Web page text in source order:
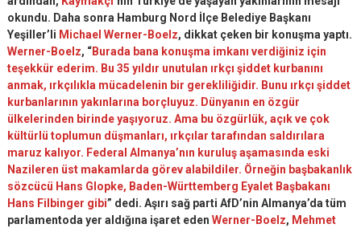
okundu. Daha sonra Hamburg Nord İlçe Belediye Başkanı
Yeşiller’li Michael Werner-Boelz, dikkat çeken bir konuşma yaptı.
Werner-Boelz, “Burada bana konuşma imkanı verdiğiniz için
teşekkür ederim. Bu 35 yıldır unutulan ırkçı şiddet kurbanını
anmak, ırkçılıkla mücadelenin bir gerekliliğidir. Bunu ırkçı şiddet
kurbanlarının yakınlarına borçluyuz. Dünyanın en özgür
ülkelerinden birinde yaşıyoruz. Ama bu özgürlük, açık ve çok
kültürlü toplumun düşmanları, ırkçılar tarafından saldırılara
maruz kalıyor. Federal Almanya’nın kuruluş aşamasında eski
Nazileren üst makamlarda görev alabildiler. Örneğin başbakanlık
sözcücü Hans Glopke, Baden-Württemberg Eyalet Başbakanı
Hans Filbinger gibi” dedi. Aşırı sağ parti AfD’nin Almanya’da tüm
parlamentoda yer aldığına işaret eden Werner-Boelz, Mehmet